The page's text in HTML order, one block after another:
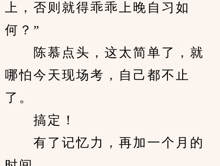
上，否则就得乖乖上晚自习如
何？”
陈慕点头，这太简单了，就
哪怕今天现场考，自己都不止
了。
搞定！
有了记忆力，再加一个月的